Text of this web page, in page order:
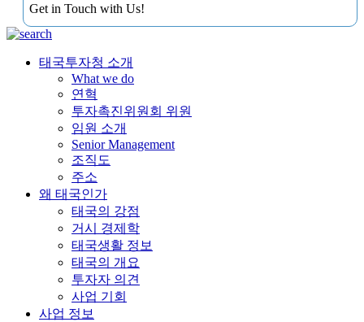
Get in Touch with Us!
태국투자청 소개
What we do
연혁
투자촉진위원회 위원
임원 소개
Senior Management
조직도
주소
왜 태국인가
태국의 강점
거시 경제학
태국생활 정보
태국의 개요
투자자 의견
사업 기회
사업 정보